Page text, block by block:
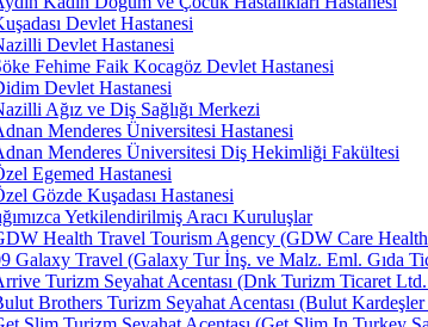
Devlet Hastanesi
Devlet Hastanesi
Fehime Faik Kocagöz Devlet Hastanesi
Devlet Hastanesi
Ağız ve Diş Sağlığı Merkezi
Menderes Üniversitesi Hastanesi
Menderes Üniversitesi Diş Hekimliği Fakültesi
Egemed Hastanesi
Gözde Kuşadası Hastanesi
Yetkilendirilmiş Aracı Kuruluşlar
Health Travel Tourism Agency (GDW Care
Galaxy Travel (Galaxy Tur İnş. ve Malz. Eml. Gıda
Turizm Seyahat Acentası (Dnk Turizm Ticaret
Brothers Turizm Seyahat Acentası (Bulut